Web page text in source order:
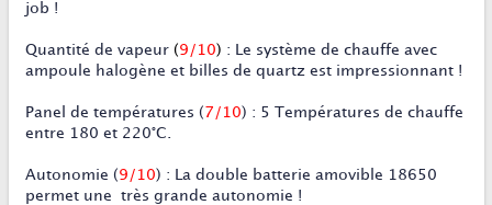
job !
Quantité de vapeur(9/10) : Le système de chauffe avec
ampoule halogène et billes de quartz est impressionnant !
Panel de températures (7 /10) : 5 Températures de chauffe
entre 180 et 220°C.
Autonomie (9/10) : La double batterie amovible 18650
permet une très grande autonomie !